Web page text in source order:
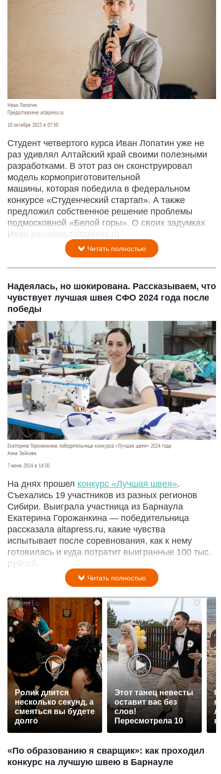
Иван Лопатин
Предоставлено altapress.ru
10 октября 2023 в 07:50
Студент четвертого курса Иван Лопатин уже не
раз удивлял Алтайский край своими полезными
разработками. В этот раз он сконструировал
модель кормоприготовительной
машины, которая победила в федеральном
конкурсе «Студенческий стартап». А также
предложил собственное решение проблемы
подмосковной «Белой горы». О своих задумках
Иван рассказалaltapress.ru.
Читать полностью
Надеялась, но шокирована. Рассказываем, что
чувствует лучшая швея СФО 2024 года после
победы
Екатерина Горожанкина, победительница конкурса «Лучшая швея» 2024 года.
Анна Зайкова
7 июня 2024 в 14:30
На днях прошел конкурс «Лучшая швея».
Съехались 19 участников из разных регионов
Сибири. Выиграла участница из Барнаула
Екатерина Горожанкина — победительница
рассказала altapress.ru, какие чувства
испытывает после соревнования, как к нему
готовилась и куда потратит выигранные 100 тыс.
рублей.
Читать полностью
Ролик длится
несколько секунд, а
смеяться вы будете
долго
i
Этот танец невесты
оставит вас без
слов!
Пересмотрела 10
«По образованию я сварщик»: как проходил
конкурс на лучшую швею в Барнауле